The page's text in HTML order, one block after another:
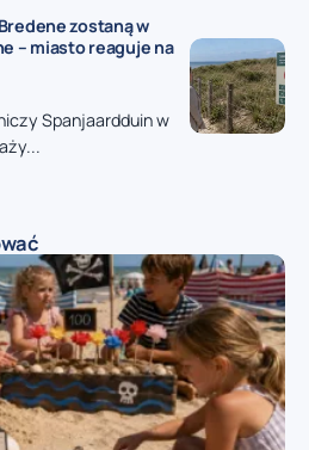
zostaną w
– miasto reaguje na
Spanjaardduin w